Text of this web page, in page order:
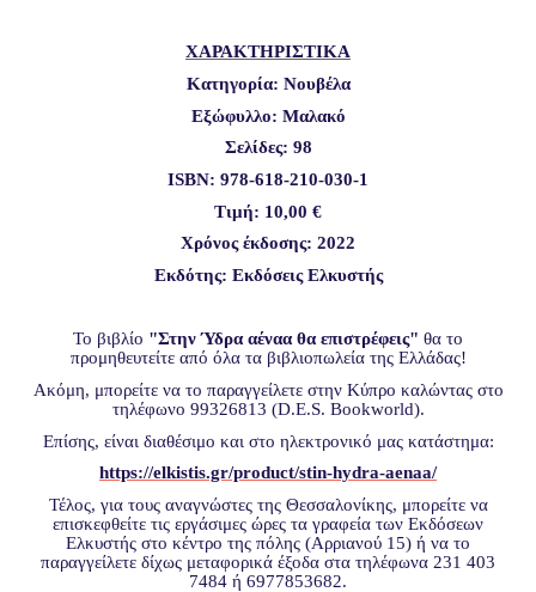
ΧΑΡΑΚΤΗΡΙΣΤΙΚΑ
Κατηγορία: Νουβέλα
Εξώφυλλο: Μαλακό
Σελίδες: 98
ISBN: 978-618-210-030-1
Τιμή: 10,00 €
Χρόνος έκδοσης: 2022
Εκδότης: Εκδόσεις Ελκυστής
Το βιβλίο "Στην Ύδρα αέναα θα επιστρέφεις" θα το
προμηθευτείτε από όλα τα βιβλιοπωλεία της Ελλάδας!
Ακόμη, μπορείτε να το παραγγείλετε στην Κύπρο καλώντας στο
τηλέφωνο 99326813 (D.E.S. Bookworld).
Επίσης, είναι διαθέσιμο και στο ηλεκτρονικό μας κατάστημα:
https://elkistis.gr/product/stin-hydra-aenaa/
Τέλος, για τους αναγνώστες της Θεσσαλονίκης, μπορείτε να
επισκεφθείτε τις εργάσιμες ώρες τα γραφεία των Εκδόσεων
Ελκυστής στο κέντρο της πόλης (Αρριανού 15) ή να το
παραγγείλετε δίχως μεταφορικά έξοδα στα τηλέφωνα 231 403
7484 ή 6977853682.